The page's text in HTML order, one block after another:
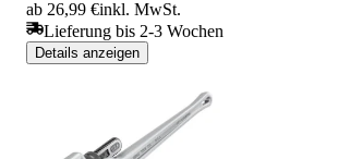
ab 26,99 €inkl. MwSt.
Lieferung bis 2-3 Wochen
Details anzeigen